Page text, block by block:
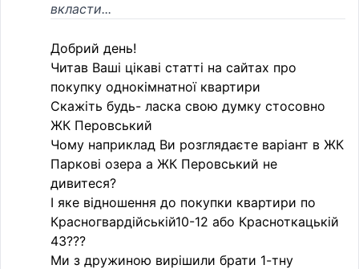
вкласти...
Добрий день!
Читав Вашi цiкавi статтi на сайтах про
покупку однокiмнатної квартири
Скажiть будь- ласка свою думку стосовно
ЖК Перовський
Чому наприклад Ви розглядаєте варiант в ЖК
Парковi озера а ЖК Перовський не
дивитеся?
I яке вiдношення до покупки квартири по
Красногвардiйськiй10-12 або Красноткацькiй
43???
Ми з дружиною вирiшили брати 1-тну